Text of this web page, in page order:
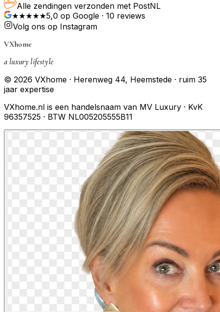
Alle zendingen verzonden met PostNL
★★★★★5,0 op Google · 10 reviews
Volg ons op Instagram
VXhome
a luxury lifestyle
© 2026 VXhome · Herenweg 44, Heemstede · ruim 35
jaar expertise
VXhome.nl is een handelsnaam van MV Luxury · KvK
96357525 · BTW NL005205555B11